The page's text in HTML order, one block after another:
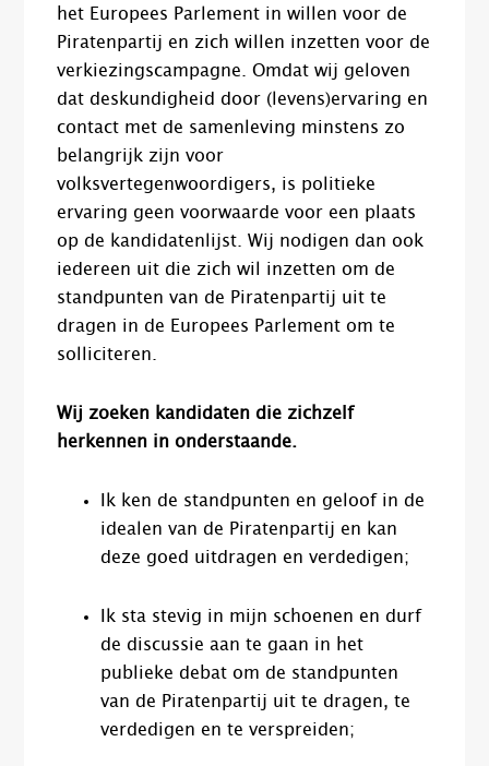
het Europees Parlement in willen voor de
Piratenpartij en zich willen inzetten voor de
verkiezingscampagne. Omdat wij geloven
dat deskundigheid door (levens)ervaring en
contact met de samenleving minstens zo
belangrijk zijn voor
volksvertegenwoordigers, is politieke
ervaring geen voorwaarde voor een plaats
op de kandidatenlijst. Wij nodigen dan ook
iedereen uit die zich wil inzetten om de
standpunten van de Piratenpartij uit te
dragen in de Europees Parlement om te
solliciteren.
Wij zoeken kandidaten die zichzelf
herkennen in onderstaande.
Ik ken de standpunten en geloof in de
idealen van de Piratenpartij en kan
deze goed uitdragen en verdedigen;
Ik sta stevig in mijn schoenen en durf
de discussie aan te gaan in het
publieke debat om de standpunten
van de Piratenpartij uit te dragen, te
verdedigen en te verspreiden;